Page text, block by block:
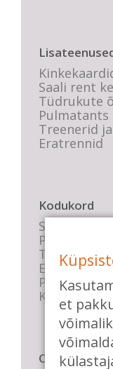
Saali rent
Tüdrukute
Treenerid
Eratrennid
Kodukord
Stuudio
Tasemete
E-poe
Parkimise
KKK
Casa de
et